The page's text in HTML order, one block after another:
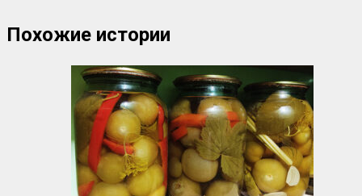
Похожие истории